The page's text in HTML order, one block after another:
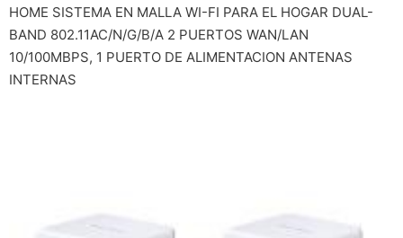
HOME SISTEMA EN MALLA WI-FI PARA EL HOGAR DUAL-
BAND 802.11AC/N/G/B/A 2 PUERTOS WAN/LAN
10/100MBPS, 1 PUERTO DE ALIMENTACION ANTENAS
INTERNAS